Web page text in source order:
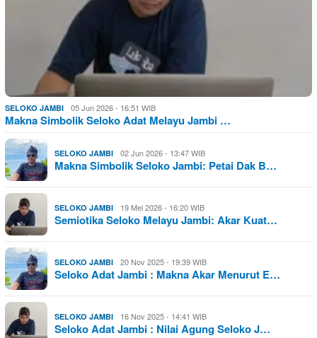
SELOKO JAMBI 05 Jun 2026 - 16:51 WIB
Makna Simbolik Seloko Adat Melayu Jambi …
SELOKO JAMBI 02 Jun 2026 - 13:47 WIB
Makna Simbolik Seloko Jambi: Petai Dak B…
SELOKO JAMBI 19 Mei 2026 - 16:20 WIB
Semiotika Seloko Melayu Jambi: Akar Kuat…
SELOKO JAMBI 20 Nov 2025 - 19:39 WIB
Seloko Adat Jambi : Makna Akar Menurut E…
SELOKO JAMBI 16 Nov 2025 - 14:41 WIB
Seloko Adat Jambi : Nilai Agung Seloko J…